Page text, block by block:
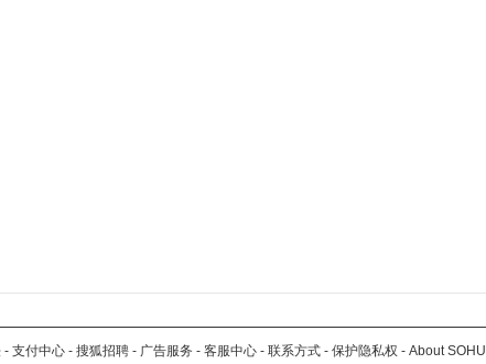
- 支付中心 - 搜狐招聘 - 广告服务 - 客服中心 - 联系方式 - 保护隐私权 - About SOHU